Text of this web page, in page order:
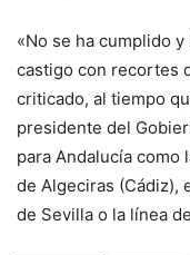
«No se ha cumplido
castigo con recortes
criticado, al tiempo
presidente del
para Andalucía
de Algeciras (Cádiz),
de Sevilla o la línea